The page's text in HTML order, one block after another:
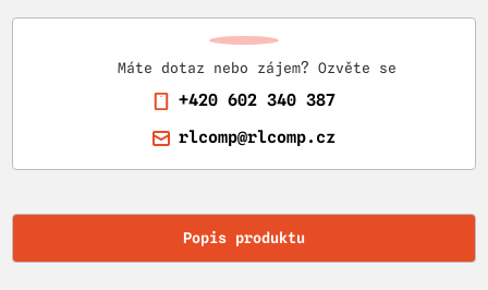
Máte dotaz nebo zájem? Ozvěte se
+420 602 340 387
rlcomp@rlcomp.cz
Popis produktu